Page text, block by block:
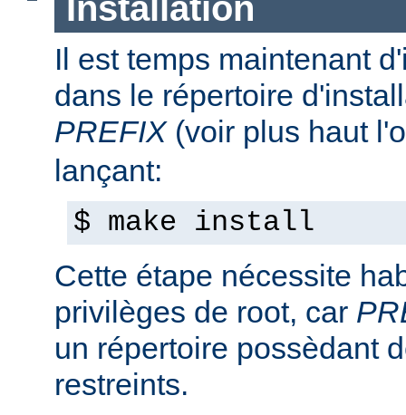
Installation
Il est temps maintenant
dans le répertoire
PREFIX(voir plus haut
lançant:
$ make install
Cette étape nécessite
privilèges de root, car
un répertoire possèdant
restreints.